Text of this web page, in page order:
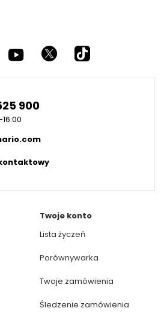
900
Twoje konto
Lista życzeń
Porównywarka
Twoje zamówienia
Śledzenie zamówienia